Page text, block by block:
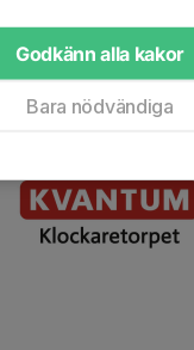
Godkänn alla kakor
Bara nödvändiga